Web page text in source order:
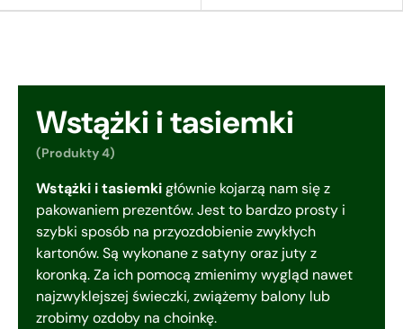
Wstążki i tasiemki
(Produkty 4)
Wstążki i tasiemkigłównie kojarzą nam się z
pakowaniem prezentów. Jest to bardzo prosty i
szybki sposób na przyozdobienie zwykłych
kartonów. Są wykonane z satyny oraz juty z
koronką. Za ich pomocą zmienimy wygląd nawet
najzwyklejszej świeczki, zwiążemy balony lub
zrobimy ozdoby na choinkę.